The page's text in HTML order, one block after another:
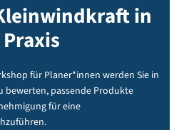
in
für Planer*innen werden Sie in
bewerten, passende Produkte
für eine